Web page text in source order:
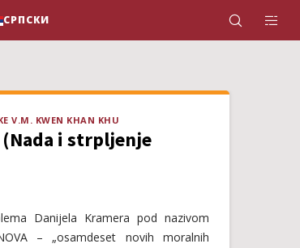
СРПСКИ
V.M. KWEN KHAN KHU
i strpljenje
Danijela Kramera pod nazivom
– „osamdeset novih moralnih